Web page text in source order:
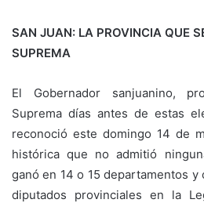
SAN JUAN: LA PROVINCIA QUE
SUPREMA
El Gobernador sanjuanino,
Suprema días antes de estas
reconoció este domingo 14 de
histórica que no admitió
ganó en 14 o 15 departamentos
diputados provinciales en la